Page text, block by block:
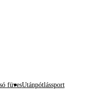
füvesUtánpótlássport